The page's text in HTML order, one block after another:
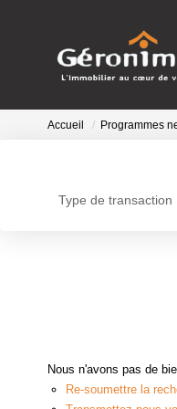
Accueil Programmes
Type de transaction
Nous n'avons pas de
Re-soumettre la